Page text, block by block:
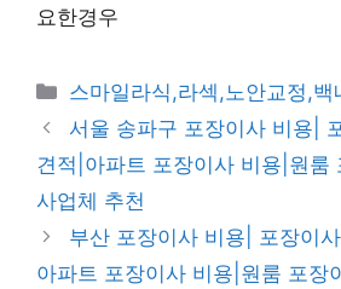
요한경우
카
테
고
리
스마일라식,라섹,노안교정,백
서울 송파구 포장이사 비용|
견적|아파트 포장이사 비용|원룸
사업체 추천
부산 포장이사 비용| 포장이
아파트 포장이사 비용|원룸 포장